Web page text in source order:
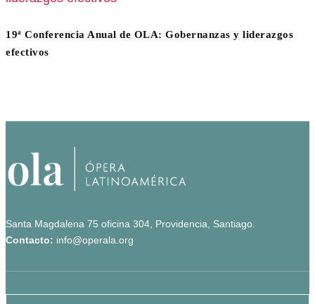
19ª Conferencia Anual de OLA: Gobernanzas y liderazgos
efectivos
Santa Magdalena 75 oficina 304, Providencia, Santiago.
Contacto: info@operala.org